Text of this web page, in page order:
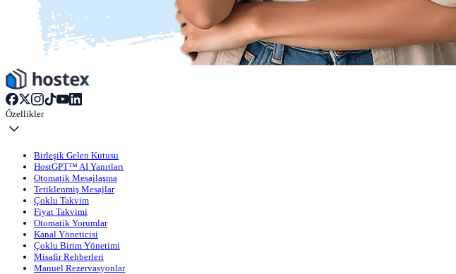
Özellikler
Birleşik Gelen Kutusu
HostGPT™ AI Yanıtları
Otomatik Mesajlaşma
Tetiklenmiş Mesajlar
Çoklu Takvim
Fiyat Takvimi
Otomatik Yorumlar
Kanal Yöneticisi
Çoklu Birim Yönetimi
Misafir Rehberleri
Manuel Rezervasyonlar